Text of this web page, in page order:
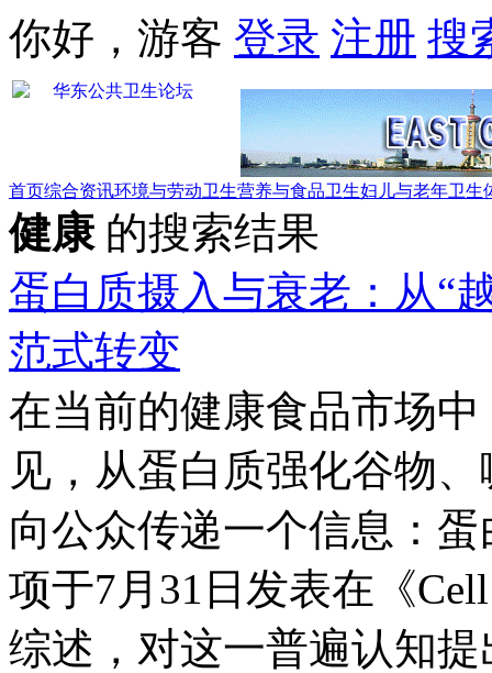
你好，游客 登录 注册 搜
首页综合资讯环境与劳动卫生营养与食品卫生妇儿与老年卫生
健康 的搜索结果
蛋白质摄入与衰老：从“
范式转变
在当前的健康食品市场
见，从蛋白质强化谷物
向公众传递一个信息：
项于7月31日发表在《
综述，对这一普遍认知